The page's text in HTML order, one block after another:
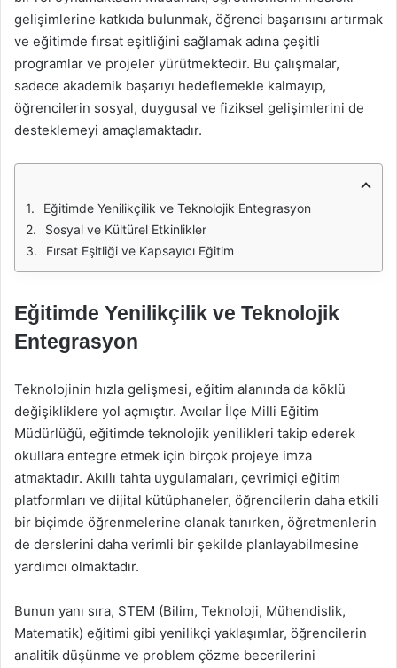
gelişimlerine katkıda bulunmak, öğrenci başarısını artırmak
ve eğitimde fırsat eşitliğini sağlamak adına çeşitli
programlar ve projeler yürütmektedir. Bu çalışmalar,
sadece akademik başarıyı hedeflemekle kalmayıp,
öğrencilerin sosyal, duygusal ve fiziksel gelişimlerini de
desteklemeyi amaçlamaktadır.
Eğitimde Yenilikçilik ve Teknolojik Entegrasyon
Sosyal ve Kültürel Etkinlikler
Fırsat Eşitliği ve Kapsayıcı Eğitim
Eğitimde Yenilikçilik ve Teknolojik
Entegrasyon
Teknolojinin hızla gelişmesi, eğitim alanında da köklü
değişikliklere yol açmıştır. Avcılar İlçe Milli Eğitim
Müdürlüğü, eğitimde teknolojik yenilikleri takip ederek
okullara entegre etmek için birçok projeye imza
atmaktadır. Akıllı tahta uygulamaları, çevrimiçi eğitim
platformları ve dijital kütüphaneler, öğrencilerin daha etkili
bir biçimde öğrenmelerine olanak tanırken, öğretmenlerin
de derslerini daha verimli bir şekilde planlayabilmesine
yardımcı olmaktadır.
Bunun yanı sıra, STEM (Bilim, Teknoloji, Mühendislik,
Matematik) eğitimi gibi yenilikçi yaklaşımlar, öğrencilerin
analitik düşünme ve problem çözme becerilerini